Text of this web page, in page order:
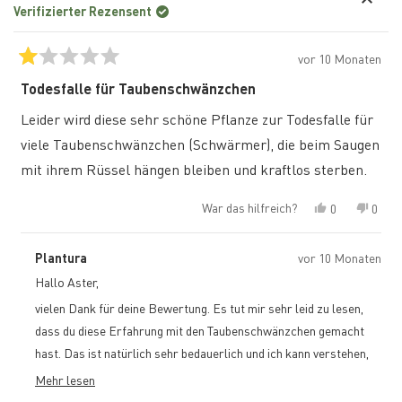
Verifizierter Rezensent
1
von
5
Sternen
bewertet
vor 10 Monaten
Todesfalle für Taubenschwänzchen
Leider wird diese sehr schöne Pflanze zur Todesfalle für
viele Taubenschwänzchen (Schwärmer), die beim Saugen
mit ihrem Rüssel hängen bleiben und kraftlos sterben.
War das hilfreich? Ja,
Rezension
Aster
0
stimmten
„Ja“
Nein,
Aster
0
Plantura
vor 10 Monaten
Hallo Aster,
vielen Dank für deine Bewertung. Es tut mir sehr leid zu lesen,
dass du diese Erfahrung mit den Taubenschwänzchen gemacht
hast. Das ist natürlich sehr bedauerlich und ich kann verstehen,
dass dich das beunruhigt.
Mehr lesen